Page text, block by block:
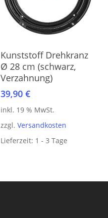
In den Warenkorb
Kunststoff Drehkranz
Ø 28 cm (schwarz,
Verzahnung)
39,90€
inkl. 19 % MwSt.
zzgl.Versandkosten
Lieferzeit: 1 - 3 Tage